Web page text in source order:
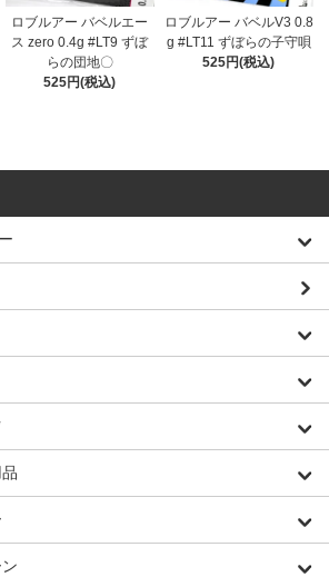
ロブルアー バベルエー
ス zero 0.4g #LT9 ずぼ
らの団地〇
525円(税込)
ロブルアー バベルV3 0.8
g #LT11 ずぼらの子守唄
525円(税込)